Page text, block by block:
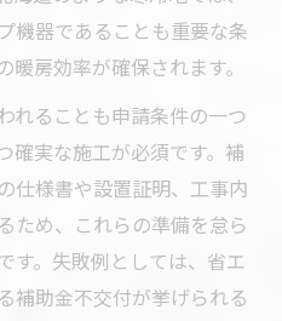
機器であることも重要な条
房効率が確保されます。
れることも申請条件の一つ
確実な施工が必須です。補
仕様書や設置証明、工事内
ため、これらの準備を怠ら
す。失敗例としては、省エ
補助金不交付が挙げられる